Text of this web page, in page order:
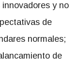
y no
de
normales;
de